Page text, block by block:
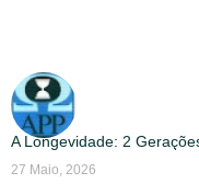
A Longevidade: 2
27 Maio, 2026